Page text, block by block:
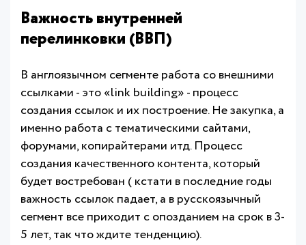
Важность внутренней
перелинковки (ВВП)
В англоязычном сегменте работа со внешними
ссылками - это «link building» - процесс
создания ссылок и их построение. Не закупка, а
именно работа с тематическими сайтами,
форумами, копирайтерами итд. Процесс
создания качественного контента, который
будет востребован ( кстати в последние годы
важность ссылок падает, а в русскоязычный
сегмент все приходит с опозданием на срок в 3-
5 лет, так что ждите тенденцию).